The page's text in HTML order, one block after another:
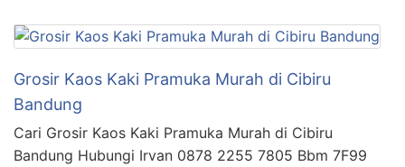
Grosir Kaos Kaki Pramuka Murah di Cibiru
Bandung
Cari Grosir Kaos Kaki Pramuka Murah di Cibiru
Bandung Hubungi Irvan 0878 2255 7805 Bbm 7F99